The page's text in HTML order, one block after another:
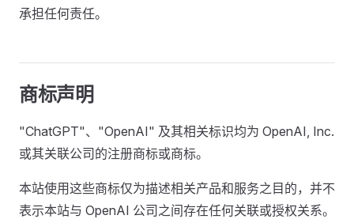
承担任何责任。
商标声明
"ChatGPT"、"OpenAI" 及其相关标识均为 OpenAI, Inc.
或其关联公司的注册商标或商标。
本站使用这些商标仅为描述相关产品和服务之目的，并不
表示本站与 OpenAI 公司之间存在任何关联或授权关系。